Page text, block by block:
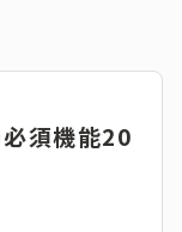
須機能20